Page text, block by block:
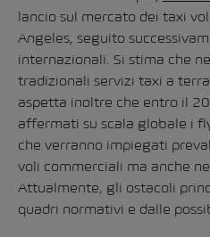
lancio sul mercato dei taxi
Angeles, seguito
internazionali. Si stima che
tradizionali servizi taxi a
aspetta inoltre che entro il
affermati su scala globale i
che verranno impiegati
voli commerciali ma anche
Attualmente, gli ostacoli
quadri normativi e dalle